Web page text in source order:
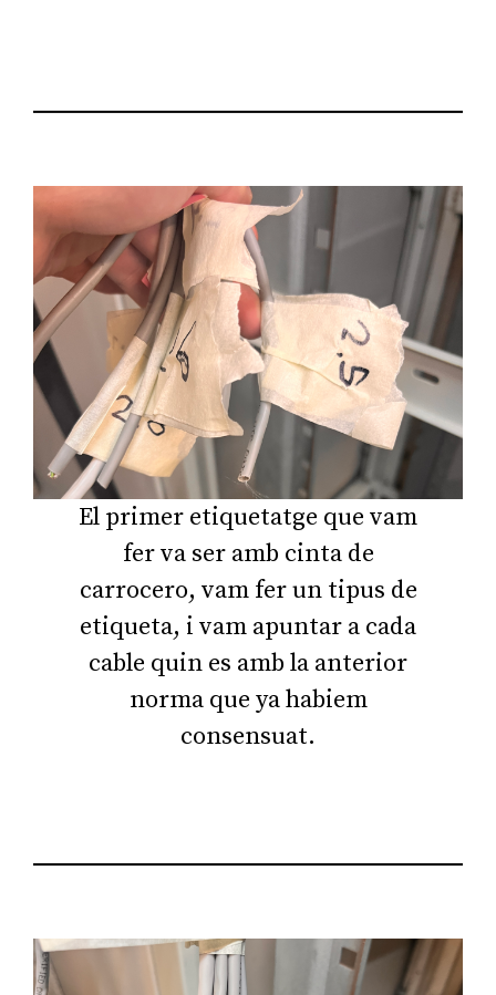
El primer etiquetatge que vam
fer va ser amb cinta de
carrocero, vam fer un tipus de
etiqueta, i vam apuntar a cada
cable quin es amb la anterior
norma que ya habiem
consensuat.